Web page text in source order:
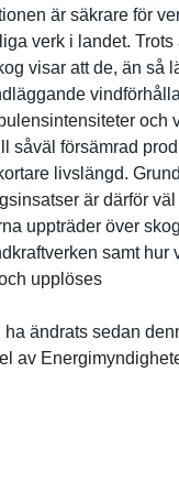
är säkrare för
verk i landet. Trots
visar att de, än så
och
såväl försämrad
livslängd.
är därför
uppträder över
samt hur
upplöses
ha ändrats sedan
av